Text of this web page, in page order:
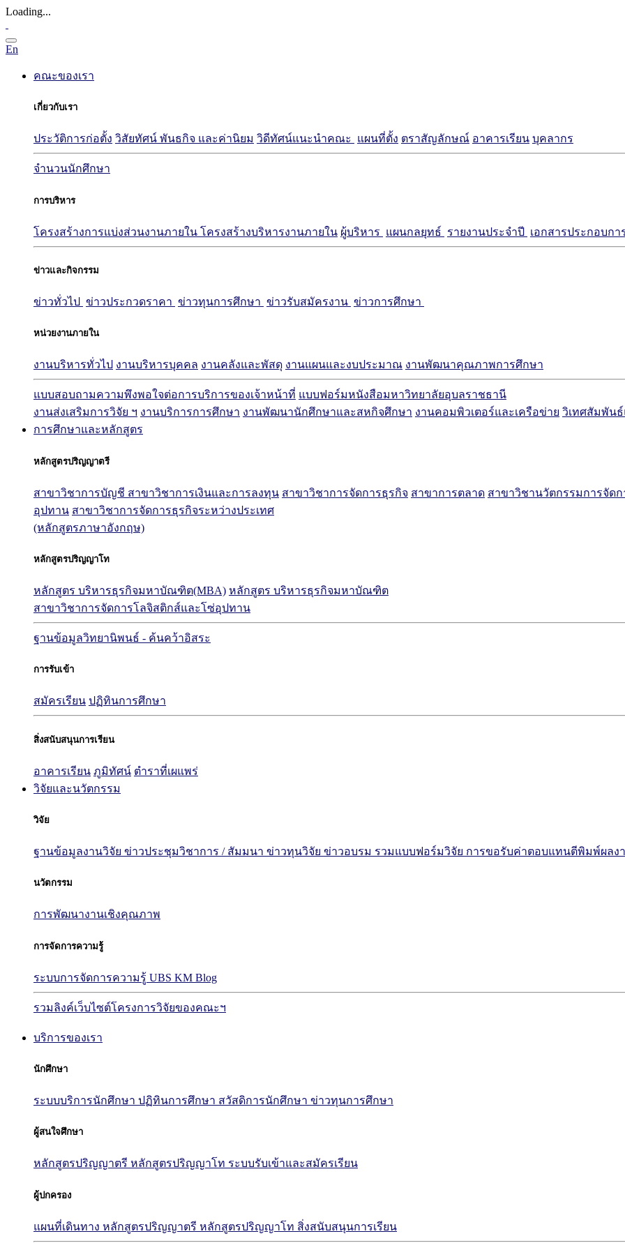
Loading...
En
คณะของเรา
เกี่ยวกับเรา
ประวัติการก่อตั้ง วิสัยทัศน์ พันธกิจ และค่านิยม วิดีทัศน์แนะนำคณะ แผนที่ตั้ง ตราสัญลักษณ์ อาคารเรียน บุคลากร
จำนวนนักศึกษา
การบริหาร
โครงสร้างการแบ่งส่วนงานภายใน โครงสร้างบริหารงานภายใน ผู้บริหาร แผนกลยุทธ์ รายงานประจำปี เอกสารประกอบก
ข่าวและกิจกรรม
ข่าวทั่วไป ข่าวประกวดราคา ข่าวทุนการศึกษา ข่าวรับสมัครงาน ข่าวการศึกษา
หน่วยงานภายใน
งานบริหารทั่วไป งานบริหารบุคคล งานคลังและพัสดุ งานแผนและงบประมาณ งานพัฒนาคุณภาพการศึกษา
แบบสอบถามความพึงพอใจต่อการบริการของเจ้าหน้าที่ แบบฟอร์มหนังสือมหาวิทยาลัยอุบลราชธานี
งานส่งเสริมการวิจัย ฯ งานบริการการศึกษา งานพัฒนานักศึกษาและสหกิจศึกษา งานคอมพิวเตอร์และเครือข่าย วิเทศสัมพัน
การศึกษาและหลักสูตร
หลักสูตรปริญญาตรี
สาขาวิชาการบัญชี สาขาวิชาการเงินและการลงทุน สาขาวิชาการจัดการธุรกิจ สาขาการตลาด สาขาวิชานวัตกรรมการจัด
อุปทาน สาขาวิชาการจัดการธุรกิจระหว่างประเทศ
(หลักสูตรภาษาอังกฤษ)
หลักสูตรปริญญาโท
หลักสูตร บริหารธุรกิจมหาบัณฑิต(MBA) หลักสูตร บริหารธุรกิจมหาบัณฑิต
สาขาวิชาการจัดการโลจิสติกส์และโซ่อุปทาน
ฐานข้อมูลวิทยานิพนธ์ - ค้นคว้าอิสระ
การรับเข้า
สมัครเรียน ปฏิทินการศึกษา
สิ่งสนับสนุนการเรียน
อาคารเรียน ภูมิทัศน์ ตำราที่เผแพร่
วิจัยและนวัตกรรม
วิจัย
ฐานข้อมูลงานวิจัย ข่าวประชุมวิชาการ / สัมมนา ข่าวทุนวิจัย ข่าวอบรม รวมแบบฟอร์มวิจัย การขอรับค่าตอบแทนตีพิมพ์ผลง
นวัตกรรม
การพัฒนางานเชิงคุณภาพ
การจัดการความรู้
ระบบการจัดการความรู้ UBS KM Blog
รวมลิงค์เว็บไซต์โครงการวิจัยของคณะฯ
บริการของเรา
นักศึกษา
ระบบบริการนักศึกษา ปฏิทินการศึกษา สวัสดิการนักศึกษา ข่าวทุนการศึกษา
ผู้สนใจศึกษา
หลักสูตรปริญญาตรี หลักสูตรปริญญาโท ระบบรับเข้าและสมัครเรียน
ผู้ปกครอง
แผนที่เดินทาง หลักสูตรปริญญาตรี หลักสูตรปริญญาโท สิ่งสนับสนุนการเรียน